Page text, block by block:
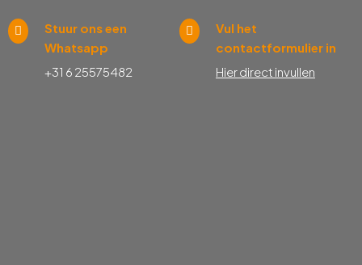
Stuur ons een
Whatsapp
+31 6 25575482
Vul het
contactformulier in
Hier direct invullen